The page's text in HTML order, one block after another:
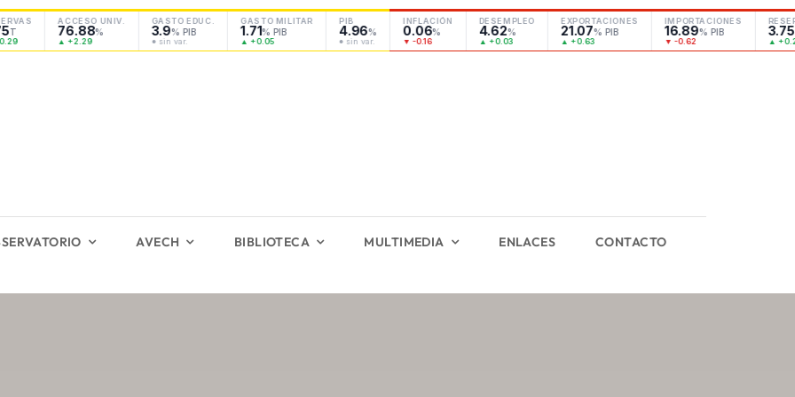
ACCESO UNIV.
76.88%
▲ +2.29
GASTO EDUC.
% PIB
● sin var.
GASTO MILITAR
1.71% PIB
▲ +0.05
4.96%
● sin var.
INFLACIÓN
0.06%
▼ -0.16
DESEMPLEO
4.62%
▲ +0.03
EXPORTACIONES
21.07% PIB
▲ +0.63
IMPORTACIONES
16.89% PIB
▼ -0.62
3.75T
▲ +0.29
AVECH BIBLIOTECA MULTIMEDIA ENLACES CONTACTO